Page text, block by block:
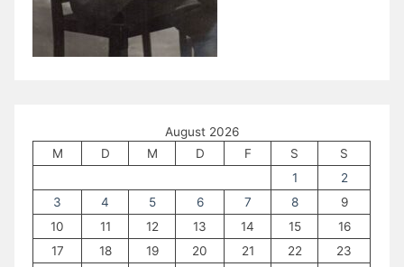
August 2026
M
D M D F S
S
1
2
3
4 5 6 7 8
9
10
11 12 13 14 15
16
17
18 19 20 21 22
23